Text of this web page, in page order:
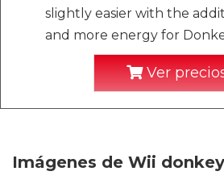
slightly easier with the
and more energy for
Ver
Imágenes de Wii